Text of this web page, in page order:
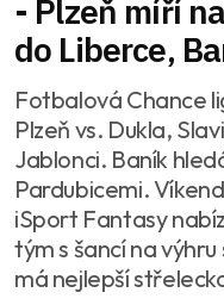
- Plzeň míří
do Liberce,
Fotbalová Chance
Plzeň vs. Dukla,
Jablonci. Baník
Pardubicemi.
iSport Fantasy
tým s šancí na
má nejlepší